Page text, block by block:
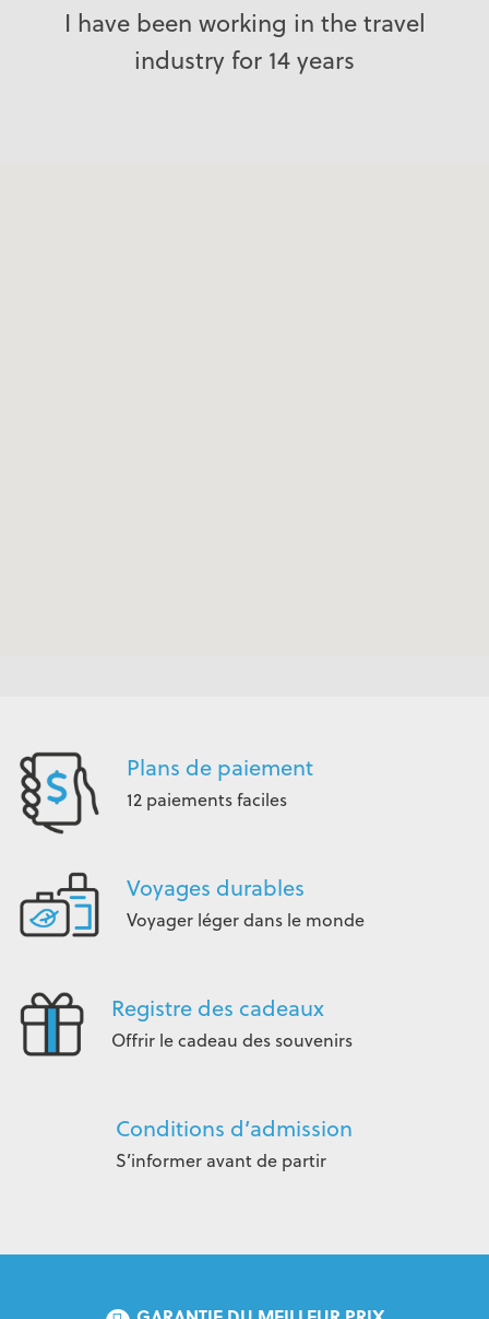
I have been working in the travel
industry for 14 years
Plans de paiement
12 paiements faciles
Voyages durables
Voyager léger dans le monde
Registre des cadeaux
Offrir le cadeau des souvenirs
Conditions d’admission
S’informer avant de partir